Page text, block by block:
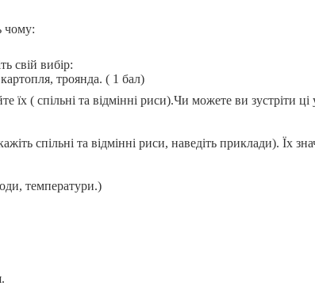
чому:
свій вибір:
троянда. ( 1 бал)
їх ( спільні та відмінні риси).Чи можете ви зустріти
спільні та відмінні риси, наведіть приклади). Їх
температури.)